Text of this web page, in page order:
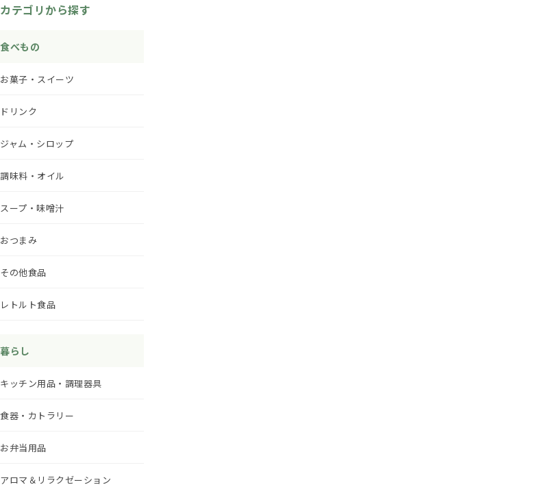
カテゴリから探す
食べもの
お菓子・スイーツ
ドリンク
ジャム・シロップ
調味料・オイル
スープ・味噌汁
おつまみ
その他食品
レトルト食品
暮らし
キッチン用品・調理器具
食器・カトラリー
お弁当用品
アロマ＆リラクゼーション